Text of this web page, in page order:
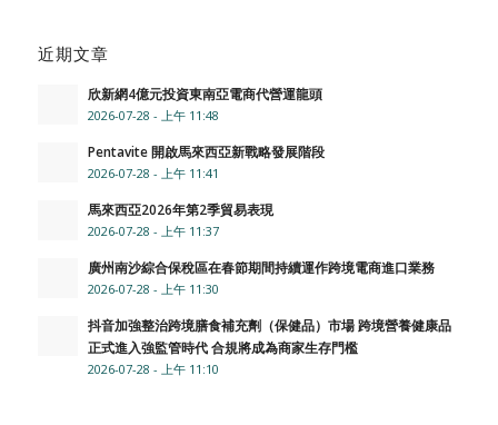
近期文章
欣新網4億元投資東南亞電商代營運龍頭
2026-07-28 - 上午 11:48
Pentavite 開啟馬來西亞新戰略發展階段
2026-07-28 - 上午 11:41
馬來西亞2026年第2季貿易表現
2026-07-28 - 上午 11:37
廣州南沙綜合保稅區在春節期間持續運作跨境電商進口業務
2026-07-28 - 上午 11:30
抖音加強整治跨境膳食補充劑（保健品）市場 跨境營養健康品
正式進入強監管時代 合規將成為商家生存門檻
2026-07-28 - 上午 11:10